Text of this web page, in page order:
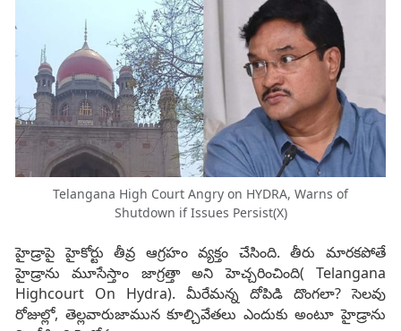
Telangana High Court Angry on HYDRA, Warns of
Shutdown if Issues Persist(X)
హైడ్రాపై హైకోర్టు తీవ్ర ఆగ్రహం వ్యక్తం చేసింది. తీరు మారకపోతే
హైడ్రాను మూసేస్తాం జాగ్రత్తా అని హెచ్చరించింది( Telangana
Highcourt On Hydra). మీరేమన్న దోపిడి దొంగలా? సెలవు
రోజుల్లో, తెల్లవారుజామున కూల్చివేతలు ఎందుకు అంటూ హైడ్రాను